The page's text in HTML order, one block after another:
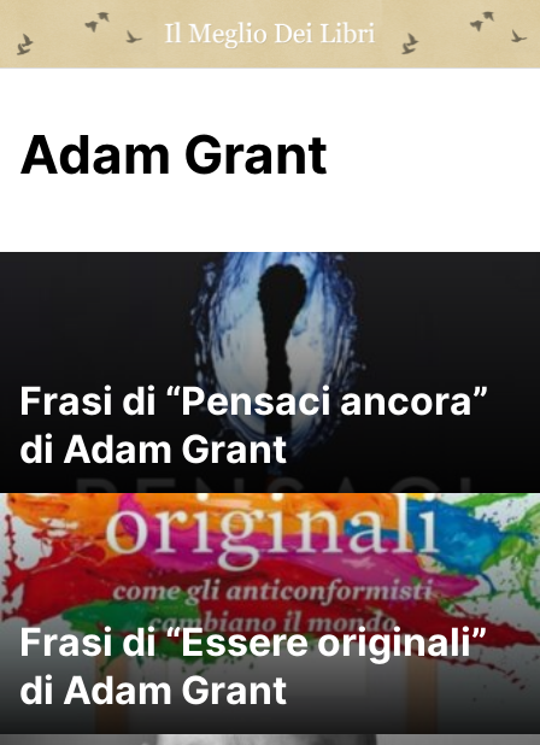
content
Adam Grant
Frasi di “Pensaci ancora”
di Adam Grant
Frasi di “Essere originali”
di Adam Grant